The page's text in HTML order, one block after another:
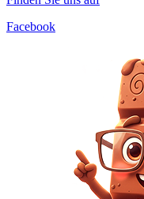
Facebook